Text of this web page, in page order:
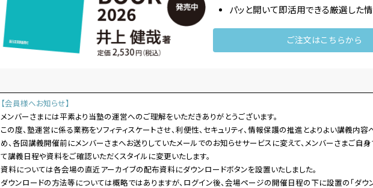
パッと開いて即活用できる厳選した
ご注文はこちらから
【会員様へお知らせ】
メンバーさまには平素より当塾の運営へのご理解をいただきありがとうございます。
この度、塾運営に係る業務をソフィティスケートさせ、利便性、セキュリティ、情報保護の推進とよりよい講義内
め、各回講義開催前にメンバーさまへお送りしていたメールでのお知らせサービスに変えて、メンバーさまご自
て講義日程や資料をご確認いただくスタイルに変更いたします。
資料については各会場の直近アーカイブの配布資料にダウンロードボタンを設置いたしました。
ダウンロードの方法等については概略ではありますが、ログイン後、会場ページの開催日程の下に設置の「ダウ